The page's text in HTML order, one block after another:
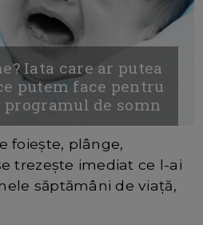
Iata care ar putea
putem face pentru
de somn
foiește, plânge,
trezește imediat ce l-ai
săptămâni de viață,